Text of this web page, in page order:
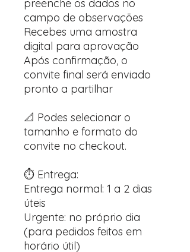
preenche os dados no
campo de observações
Recebes uma amostra
digital para aprovação
Após confirmação, o
convite final será enviado
pronto a partilhar
📐 Podes selecionar o
tamanho e formato do
convite no checkout.
⏱️ Entrega:
Entrega normal: 1 a 2 dias
úteis
Urgente: no próprio dia
(para pedidos feitos em
horário útil)